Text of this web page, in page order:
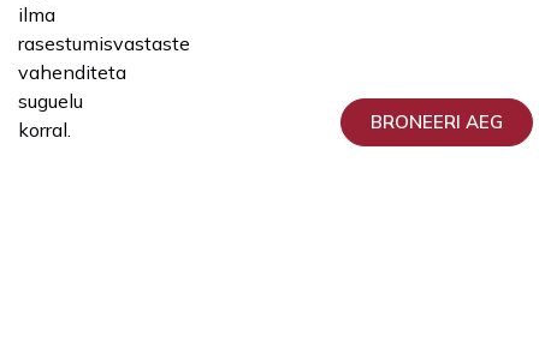
BRONEERI AEG
ilma
rasestumisvastaste
vahenditeta
suguelu
korral.